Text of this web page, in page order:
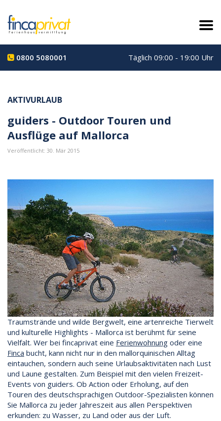
0800 5080001 Täglich 09:00 - 19:00 Uhr
AKTIVURLAUB
guiders - Outdoor Touren und
Ausflüge auf Mallorca
Veröffentlicht: 30. Mär 2015
Traumstrände und wilde Bergwelt, eine artenreiche Tierwelt
und kulturelle Highlights - Mallorca ist berühmt für seine
Vielfalt. Wer bei fincaprivat eine Ferienwohnung oder eine
Finca bucht, kann nicht nur in den mallorquinischen Alltag
eintauchen, sondern auch seine Urlaubsaktivitäten nach Lust
und Laune gestalten. Zum Beispiel mit den vielen Freizeit-
Events von guiders. Ob Action oder Erholung, auf den
Touren des deutschsprachigen Outdoor-Spezialisten können
Sie Mallorca zu jeder Jahreszeit aus allen Perspektiven
erkunden: zu Wasser, zu Land oder aus der Luft.